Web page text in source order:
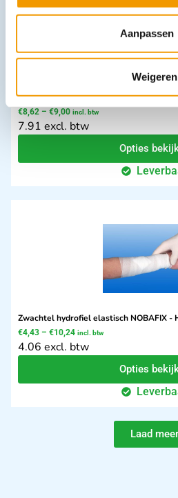
Aanpassen
Weigeren
Luiers RIBOSORB leverbaar in 2
€8,62 – €9,00 incl. btw
7.91 excl. btw
Opties
Zwachtel hydrofiel elastisch NOBAFIX -
€4,43 – €10,24 incl. btw
4.06 excl. btw
Opties
Laad meer